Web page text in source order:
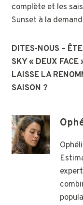
complète et les
Sunset à la
DITES-NOUS –
SKY « DEUX
LAISSE LA
SAISON ?